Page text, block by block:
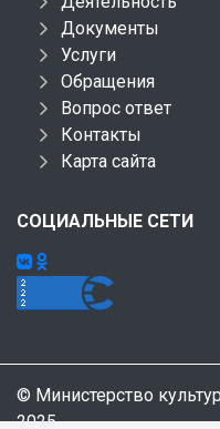
Документы
Услуги
Обращения
Вопрос ответ
Контакты
Карта сайта
СОЦИАЛЬНЫЕ СЕТИ
© Министерство
2025